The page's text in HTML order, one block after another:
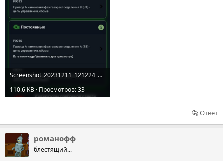
Screenshot_20231211_121224_Bluetooth.jpg
110.6 KB · Просмотров: 33
Ответ
романофф
блестящий...